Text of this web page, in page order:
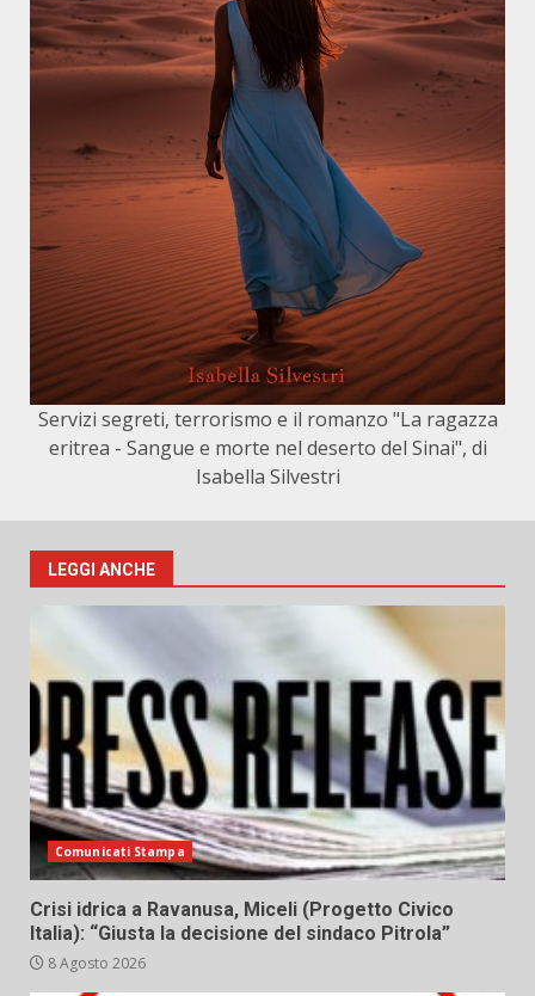
Servizi segreti, terrorismo e il romanzo "La ragazza
eritrea - Sangue e morte nel deserto del Sinai", di
Isabella Silvestri
LEGGI ANCHE
Comunicati Stampa
Crisi idrica a Ravanusa, Miceli (Progetto Civico
Italia): “Giusta la decisione del sindaco Pitrola”
8 Agosto 2026